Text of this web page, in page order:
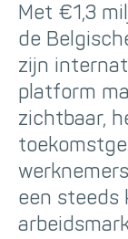
Met €1,3
de
zijn
platform
zichtbaar,
een steeds